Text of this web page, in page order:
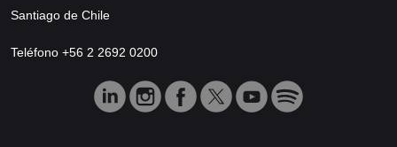
Santiago de Chile
Teléfono +56 2 2692 0200